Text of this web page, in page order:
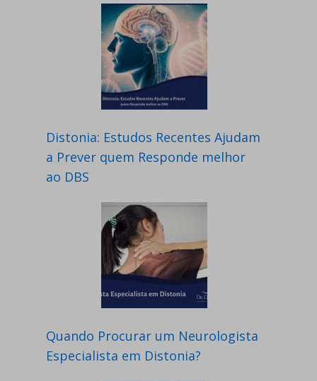
Distonia: Estudos Recentes Ajudam
a Prever quem Responde melhor
ao DBS
Quando Procurar um Neurologista
Especialista em Distonia?